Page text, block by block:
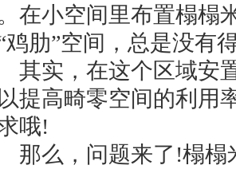
在小空间里布置榻榻
鸡肋”空间，总是没有
实，在这个区域安置
提高畸零空间的利用
哦!
么，问题来了!榻榻